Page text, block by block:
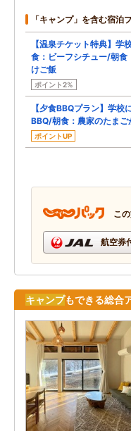
「キャンプ」を含む宿泊
【温泉チケット特典】学
食：ビーフシチュー/朝食
けご飯
ポイント2%
【夕食BBQプラン】学校
BBQ/朝食：農家のたまご
ポイントUP
こ
航空券
キャンプもできる総合